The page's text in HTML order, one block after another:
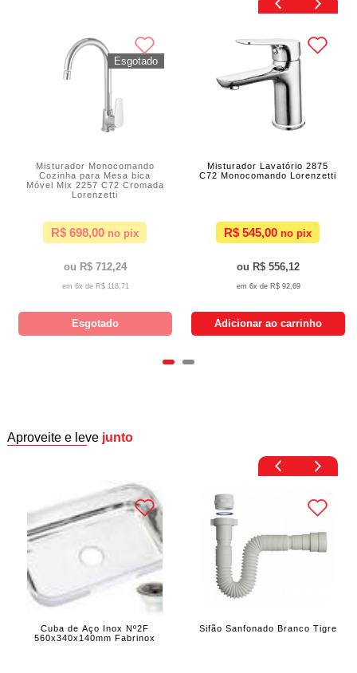
Misturador Monocomando
Cozinha para Mesa bica
Móvel Mix 2257 C72 Cromada
Lorenzetti
R$ 698,00
R$ 712,24
6x de R$ 118,71
Esgotado
Misturador Lavatório 2875
C72 Monocomando Lorenzetti
R$ 545,00
R$ 556,12
6x de R$ 92,69
Adicionar ao carrinho
Aproveite e leve junto
Cuba de Aço Inox Nº2F
560x340x140mm Fabrinox
Sifão Sanfonado Branco Tigre